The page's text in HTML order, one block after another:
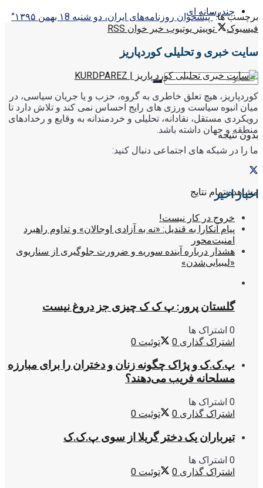
چندرسانه ای
بدون نتیجه
مشاهده تمام نتایج
برچسب ها: “پیشخوان روزنامه‌های ایران، دو شنبه ۱8 بهمن ۱۳۹۵”
فیسبوک
توییتر یوتیوب خبر خوان RSS
سایت خبری و تحلیلی کوردپاریز
کوردپاریز، هیچ تعلق خاطری به گروه، حزب و یا جریان سیاسی، در
میان انبوه سیاست ورزی های رایج احساس نمی کند و تلاش دارد تا
رویکردی مستقل، نقادانه، تحلیلی و خردمندانه به وقایع و رخدادهای
منطقه و جهان داشته باشد.
ما را در شبکه های اجتماعی دنبال کنید:
اخبار اخیر
خروج در کار نیست!
پیام آنکارا به قندیل: «نه به آزادی اوجالان» و تداوم راهبرد
امنیت‌محور
هشدار درباره آینده سوریه و ضرورت جلوگیری از سناریوی
«لیبیایی‌شدن»
گلستان پرور: پ ک ک چیزی جز دروغ نیست
0 اشتراک ها
اشتراک گذاری 0 توئیت 0
پ.ک.ک و پژاک چگونه زنان و دختران را برای مبارزه
مسلحانه فریب می‌دهند؟
0 اشتراک ها
اشتراک گذاری 0 توئیت 0
تیرباران یک دختر گریلا از سوی پ.ک.ک
0 اشتراک ها
اشتراک گذاری 0 توئیت 0